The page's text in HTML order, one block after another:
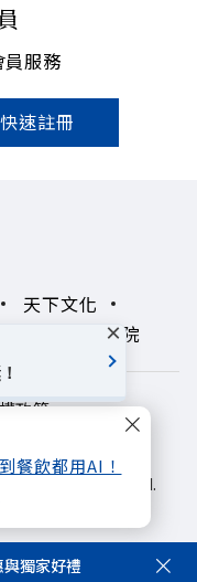
餐飲都用AI！
服務
快速註冊
天下文化
領導影響力學院
政策
rights reserved.
獨家好禮
×